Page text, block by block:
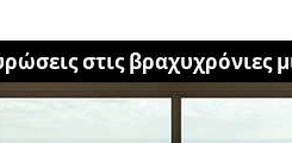
στις βραχυχρόνιες